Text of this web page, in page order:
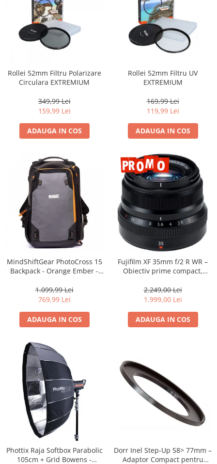
Rollei 52mm Filtru Polarizare
Circulara EXTREMIUM
349,99 Lei
159,99 Lei
ADAUGA IN COS
Rollei 52mm Filtru UV
EXTREMIUM
169,99 Lei
119,99 Lei
ADAUGA IN COS
MindShiftGear PhotoCross 15
Backpack - Orange Ember -
1.099,99 Lei
769,99 Lei
ADAUGA IN COS
Fujifilm XF 35mm f/2 R WR –
Obiectiv prime compact,
intemperii pentru fotografie
de zi cu zi
2.249,00 Lei
1.999,00 Lei
ADAUGA IN COS
Phottix Raja Softbox Parabolic
105cm + Grid Bowens -
Dorr Inel Step-Up 58> 77mm –
Adaptor Compact pentru